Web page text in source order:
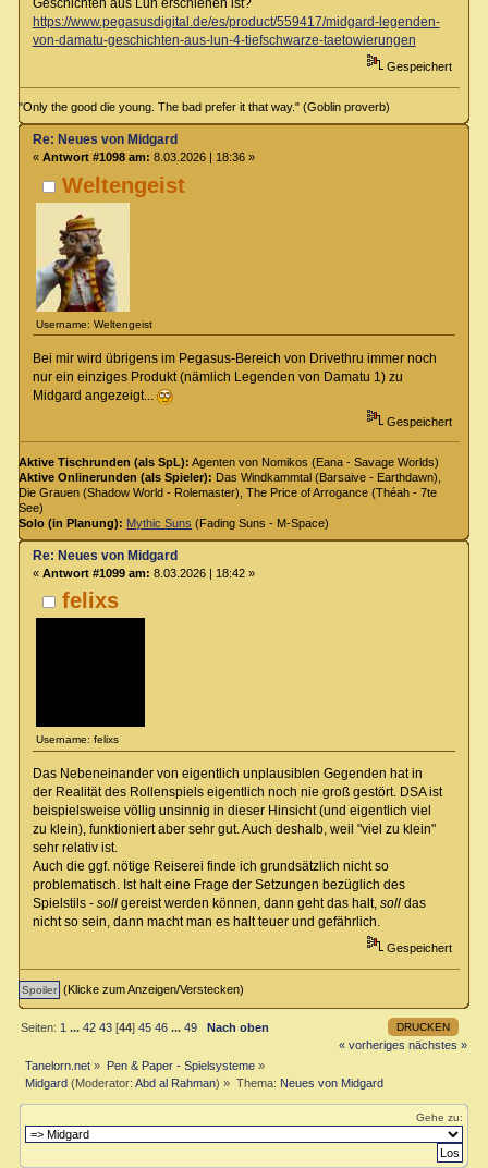
Geschichten aus Lun erschienen ist?
https://www.pegasusdigital.de/es/product/559417/midgard-legenden-
von-damatu-geschichten-aus-lun-4-tiefschwarze-taetowierungen
Gespeichert
"Only the good die young. The bad prefer it that way." (Goblin proverb)
Weltengeist
Username: Weltengeist
Re: Neues von Midgard
« Antwort #1098 am: 8.03.2026 | 18:36 »
Bei mir wird übrigens im Pegasus-Bereich von Drivethru immer noch
nur ein einziges Produkt (nämlich Legenden von Damatu 1) zu
Midgard angezeigt...
Gespeichert
Aktive Tischrunden (als SpL): Agenten von Nomikos (Eana - Savage Worlds)
Aktive Onlinerunden (als Spieler): Das Windkammtal (Barsaive - Earthdawn),
Die Grauen (Shadow World - Rolemaster), The Price of Arrogance (Théah - 7te
See)
Solo (in Planung): Mythic Suns (Fading Suns - M-Space)
felixs
Username: felixs
Re: Neues von Midgard
« Antwort #1099 am: 8.03.2026 | 18:42 »
Das Nebeneinander von eigentlich unplausiblen Gegenden hat in
der Realität des Rollenspiels eigentlich noch nie groß gestört. DSA ist
beispielsweise völlig unsinnig in dieser Hinsicht (und eigentlich viel
zu klein), funktioniert aber sehr gut. Auch deshalb, weil "viel zu klein"
sehr relativ ist.
Auch die ggf. nötige Reiserei finde ich grundsätzlich nicht so
problematisch. Ist halt eine Frage der Setzungen bezüglich des
Spielstils - sollgereist werden können, dann geht das halt, solldas
nicht so sein, dann macht man es halt teuer und gefährlich.
Gespeichert
(Klicke zum Anzeigen/Verstecken)
DRUCKEN
Seiten:1 ...42 43 [44]45 46 ...49
Nach oben
« vorheriges nächstes »
Tanelorn.net » Pen & Paper - Spielsysteme»
Midgard (Moderator:Abd al Rahman) » Thema: Neues von Midgard
Gehe zu: